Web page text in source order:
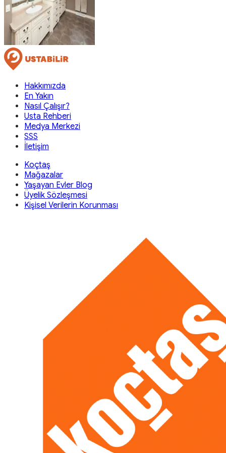
Hakkımızda
En Yakın
Nasıl Çalışır?
Usta Rehberi
Medya Merkezi
SSS
İletişim
Koçtaş
Mağazalar
Yaşayan Evler Blog
Üyelik Sözleşmesi
Kişisel Verilerin Korunması